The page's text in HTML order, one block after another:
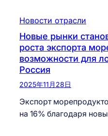
Новости отрасли
Новые рынки
роста экспорта
возможности для
Россия
2025年11月28日
Экспорт
на 16% благодаря